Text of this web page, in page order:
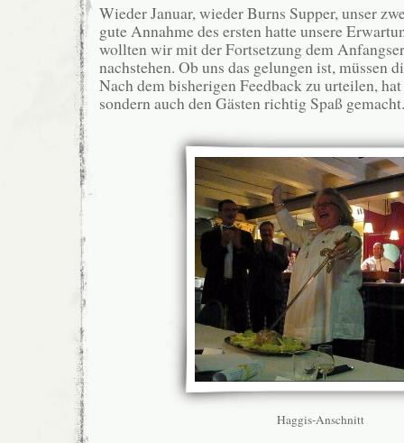
Wieder Januar, wieder Burns Supper, unser
gute Annahme des ersten hatte unsere
wollten wir mit der Fortsetzung dem
nachstehen. Ob uns das gelungen ist, müssen
Nach dem bisherigen Feedback zu urteilen,
sondern auch den Gästen richtig Spaß gemacht.
Haggis-Anschnitt